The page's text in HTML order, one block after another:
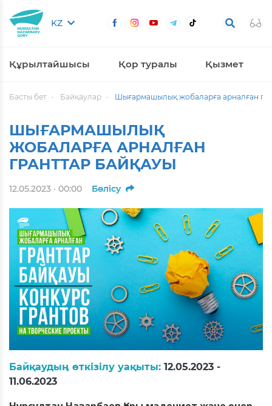
KZ
Құрылтайшысы Қор туралы Қызмет
Басты бет Байқаулар Шығармашылық жобаларға арналған
ШЫҒАРМАШЫЛЫҚ
ЖОБАЛАРҒА АРНАЛҒАН
ГРАНТТАР БАЙҚАУЫ
12.05.2023 · 00:00 Бөлісу
Байқаудың өткізілу уақыты: 12.05.2023 -
11.06.2023